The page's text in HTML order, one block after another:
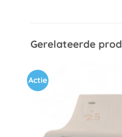
Gerelateerde
Actie